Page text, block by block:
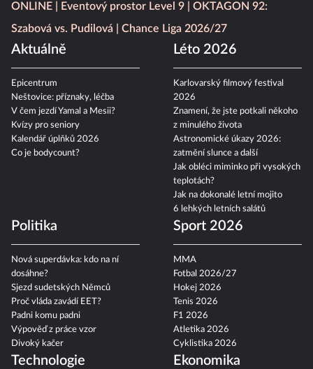
ONLINE
Eventový prostor Level 9
OKTAGON 92:
Szabová vs. Pudilová
Chance Liga 2026/27
Aktuálně
Epicentrum
Neštovice: příznaky, léčba
V čem jezdí Yamal a Mesii?
Kvízy pro seniory
Kalendář úplňků 2026
Co je bodycount?
Léto 2026
Karlovarský filmový festival
2026
Znamení, že jste potkali někoho
z minulého života
Astronomické úkazy 2026:
zatmění slunce a další
Jak obléci miminko při vysokých
teplotách?
Jak na dokonalé letní mojito
6 lehkých letních salátů
Politika
Nová superdávka: kdo na ní
dosáhne?
Sjezd sudetských Němců
Proč vláda zavádí EET?
Padni komu padni
Výpověď z práce vzor
Divoký kačer
Sport 2026
MMA
Fotbal 2026/27
Hokej 2026
Tenis 2026
F1 2026
Atletika 2026
Cyklistika 2026
Technologie Ekonomika